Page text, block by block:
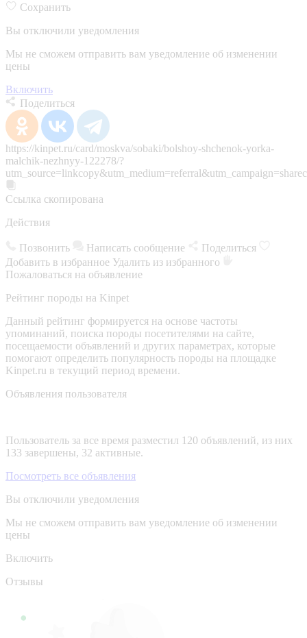
Сохранить
Вы отключили уведомления
Мы не сможем отправить вам уведомление об изменении
цены
Включить
Поделиться
https://kinpet.ru/card/moskva/sobaki/bolshoy-shchenok-yorka-
malchik-nezhnyy-122278/?
Ссылка скопирована
Действия
Позвонить Написать сообщение
Поделиться
Добавить в избранное Удалить из избранного
Пожаловаться на объявление
Рейтинг породы на Kinpet
Данный рейтинг формируется на основе частоты
упоминаний, поиска породы посетителями на сайте,
посещаемости объявлений и других параметрах, которые
помогают определить популярность породы на площадке
Kinpet.ru в текущий период времени.
Объявления пользователя
Пользователь за все время разместил 120 объявлений, из них
133 завершены, 32 активные.
Посмотреть все объявления
Вы отключили уведомления
Мы не сможем отправить вам уведомление об изменении
цены
Включить
Отзывы